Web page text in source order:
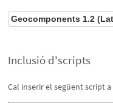
Inclusió d'scripts
Cal inserir el següent script